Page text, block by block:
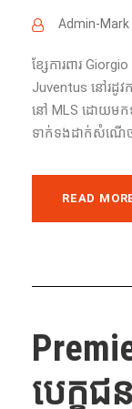
Admin-Mark
ខ្សែការពារ​
Juventus នៅ​រដូ
នៅ​ MLS ដោយ​មក​
ទាក់ទង​ដាក់​សំណើ​ច
READ
បេក្ខ